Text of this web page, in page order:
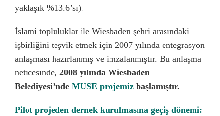
yaklaşık %13.6’sı).
İslami topluluklar ile Wiesbaden şehri arasındaki
işbirliğini teşvik etmek için 2007 yılında entegrasyon
anlaşması hazırlanmış ve imzalanmıştır. Bu anlaşma
neticesinde, 2008 yılında Wiesbaden
Belediyesi’nde MUSE projemiz başlamıştır.
Pilot projeden dernek kurulmasına geçiş dönemi: